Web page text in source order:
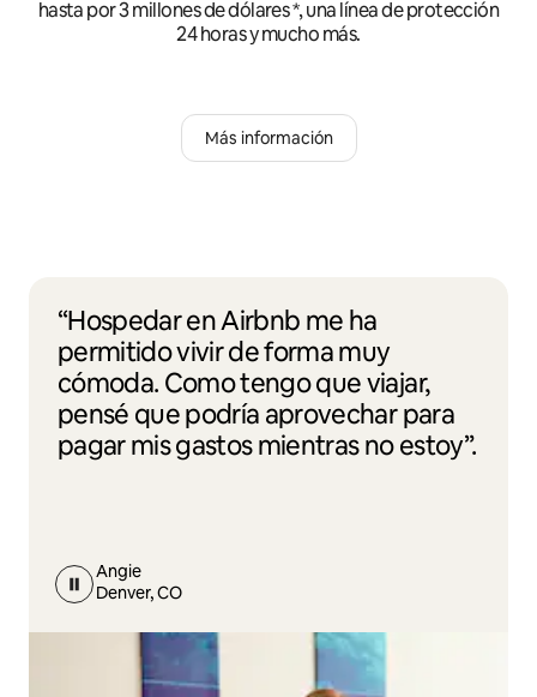
hasta por 3 millones de dólares *, una línea de protección
24 horas y mucho más.
Más información
“Hospedar en Airbnb me ha
permitido vivir de forma muy
cómoda. Como tengo que viajar,
pensé que podría aprovechar para
pagar mis gastos mientras no estoy”.
Angie
Denver, CO